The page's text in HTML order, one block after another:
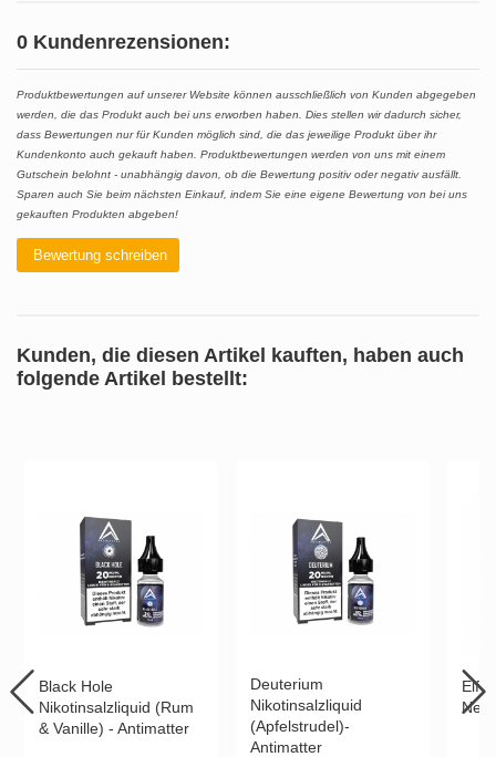
0 Kundenrezensionen:
Produktbewertungen auf unserer Website können ausschließlich von Kunden abgegeben
werden, die das Produkt auch bei uns erworben haben. Dies stellen wir dadurch sicher,
dass Bewertungen nur für Kunden möglich sind, die das jeweilige Produkt über ihr
Kundenkonto auch gekauft haben. Produktbewertungen werden von uns mit einem
Gutschein belohnt - unabhängig davon, ob die Bewertung positiv oder negativ ausfällt.
Sparen auch Sie beim nächsten Einkauf, indem Sie eine eigene Bewertung von bei uns
gekauften Produkten abgeben!
Bewertung schreiben
Kunden, die diesen Artikel kauften, haben auch
folgende Artikel bestellt:
Black Hole
Nikotinsalzliquid (Rum
& Vanille) - Antimatter
Deuterium
Nikotinsalzliquid
(Apfelstrudel)-
Antimatter
Elfa